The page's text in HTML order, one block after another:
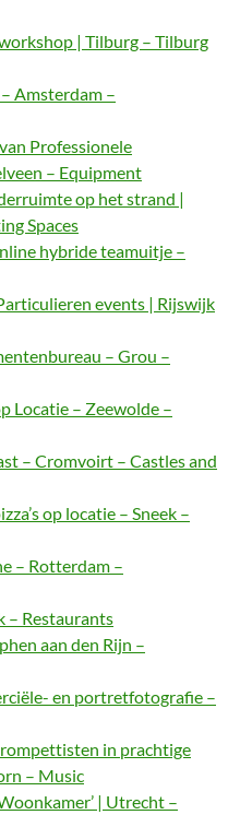
| Tilburg – Tilburg
Amsterdam –
Professionele
– Equipment
op het strand |
Spaces
hybride teamuitje –
events | Rijswijk
– Grou –
Locatie – Zeewolde –
– Cromvoirt – Castles and
op locatie – Sneek –
– Rotterdam –
– Restaurants
aan den Rijn –
en portretfotografie –
in prachtige
– Music
| Utrecht –